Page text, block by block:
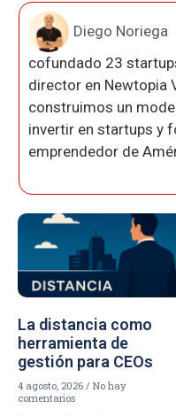
Diego Noriega
cofundado 23
director en Newtopia
construimos un
invertir en startups y
emprendedor de
La distancia como
herramienta de
gestión para CEOs
4 agosto, 2026
No hay
comentarios